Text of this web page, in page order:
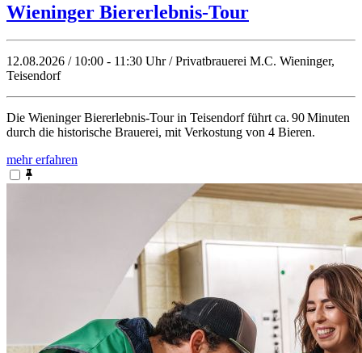
Wieninger Biererlebnis-Tour
12.08.2026 / 10:00 - 11:30 Uhr / Privatbrauerei M.C. Wieninger,
Teisendorf
Die Wieninger Biererlebnis‑Tour in Teisendorf führt ca. 90 Minuten
durch die historische Brauerei, mit Verkostung von 4 Bieren.
mehr erfahren